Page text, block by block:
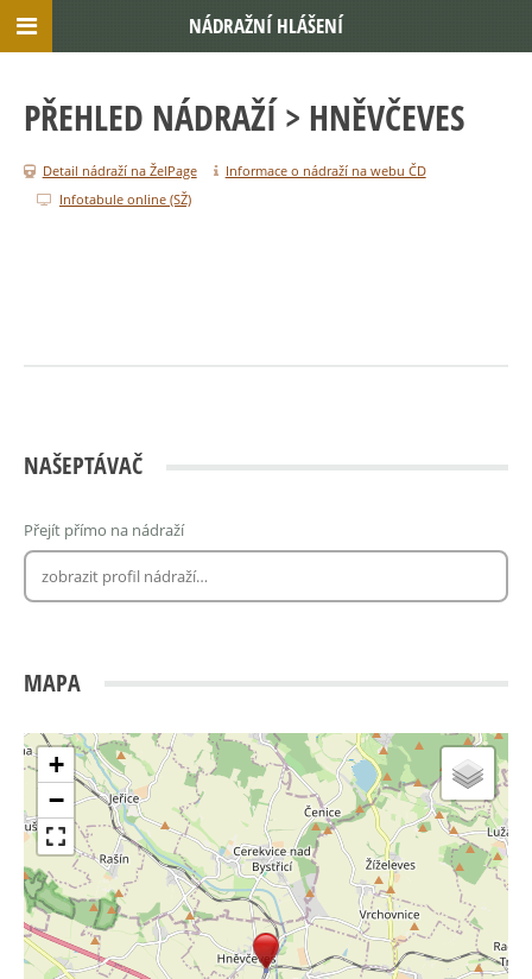
PŘEHLED NÁDRAŽÍ > HNĚVČEVES
Detail nádraží na ŽelPage
Informace o nádraží na webu ČD
Infotabule online (SŽ)
NAŠEPTÁVAČ
Přejít přímo na nádraží
MAPA
+
−
NÁDRAŽNÍ HLÁŠENÍ